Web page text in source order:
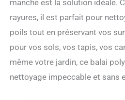
manche est la solution idéale.
rayures, il est parfait pour
poils tout en préservant vos
pour vos sols, vos tapis, vos
même votre jardin, ce balai
nettoyage impeccable et sans